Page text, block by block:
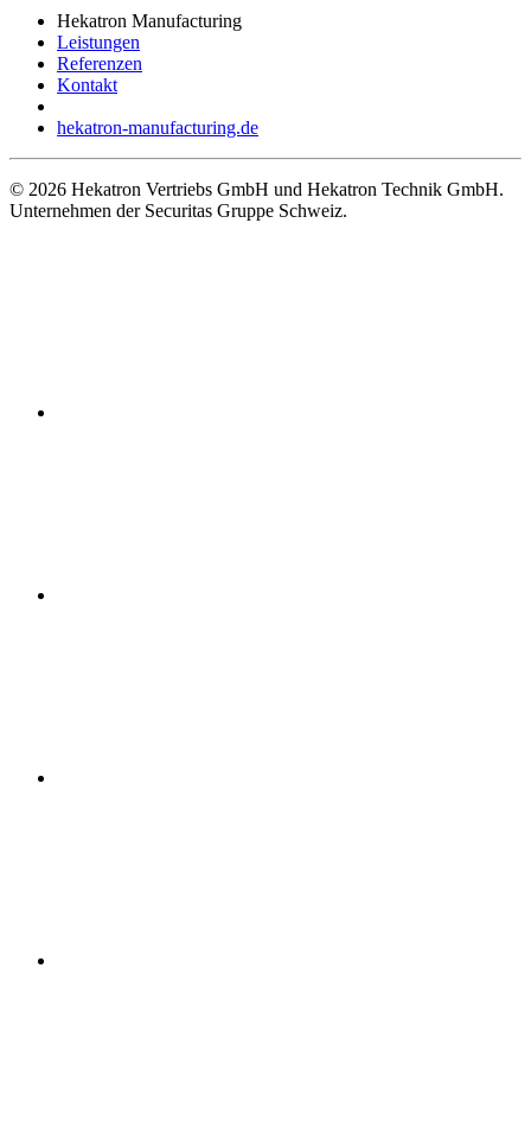
Hekatron Manufacturing
Leistungen
Referenzen
Kontakt
hekatron-manufacturing.de
© 2026 Hekatron Vertriebs GmbH und Hekatron Technik GmbH.
Unternehmen der Securitas Gruppe Schweiz.